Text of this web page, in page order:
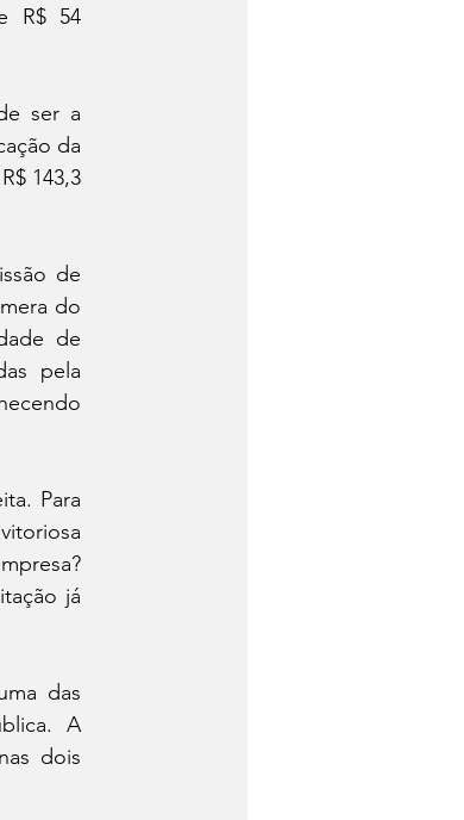
R$ 54
ser a
da
143,3
de
do
de
pela
Para
já
das
A
dois